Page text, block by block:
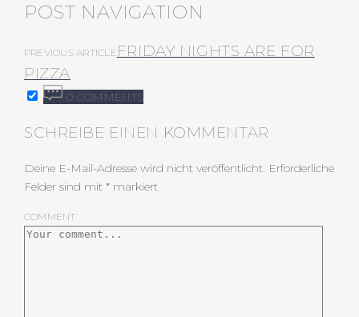
POST NAVIGATION
PREVIOUS ARTICLE FRIDAY NIGHTS ARE FOR
PIZZA
0 COMMENTS
SCHREIBE EINEN KOMMENTAR
Deine E-Mail-Adresse wird nicht veröffentlicht. Erforderliche
Felder sind mit * markiert
COMMENT